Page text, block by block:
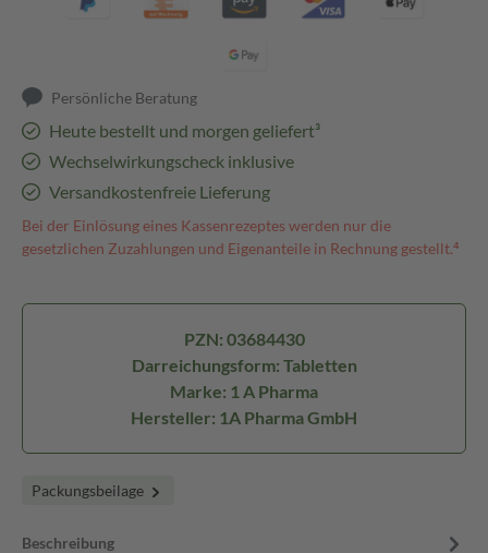
Persönliche Beratung
Heute bestellt und morgen geliefert³
Wechselwirkungscheck inklusive
Versandkostenfreie Lieferung
Bei der Einlösung eines Kassenrezeptes werden nur die
gesetzlichen Zuzahlungen und Eigenanteile in Rechnung gestellt.⁴
PZN: 03684430
Darreichungsform: Tabletten
Marke: 1 A Pharma
Hersteller: 1A Pharma GmbH
Packungsbeilage
Beschreibung